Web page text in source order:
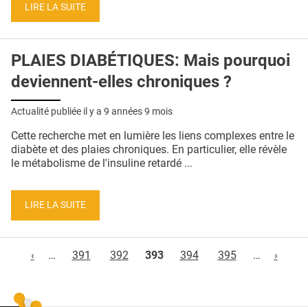
LIRE LA SUITE
PLAIES DIABÉTIQUES: Mais pourquoi
deviennent-elles chroniques ?
Actualité publiée il y a 9 années 9 mois
Cette recherche met en lumière les liens complexes entre le
diabète et des plaies chroniques. En particulier, elle révèle
le métabolisme de l'insuline retardé ...
LIRE LA SUITE
‹
… 391 392 393 394 395 … ›